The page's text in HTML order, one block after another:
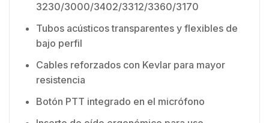
3230/3000/3402/3312/3360/3170
Tubos acústicos transparentes y flexibles de
bajo perfil
Cables reforzados con Kevlar para mayor
resistencia
Botón PTT integrado en el micrófono